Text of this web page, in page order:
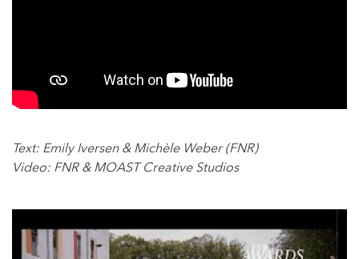
Text: Emily Iversen & Michèle Weber (FNR)
Video: FNR & MOAST Creative Studios